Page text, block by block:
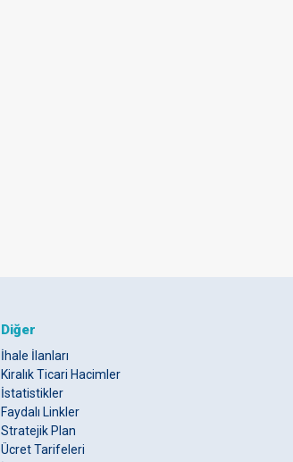
Diğer
İhale İlanları
Kiralık Ticari Hacimler
İstatistikler
Faydalı Linkler
Stratejik Plan
Ücret Tarifeleri